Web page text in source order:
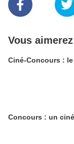
Vous
Concours : un